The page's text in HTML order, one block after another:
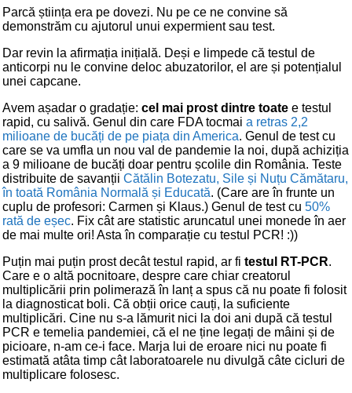
Parcă știința era pe dovezi. Nu pe ce ne convine să
demonstrăm cu ajutorul unui expermient sau test.
Dar revin la afirmația inițială. Deși e limpede că testul de
anticorpi nu le convine deloc abuzatorilor, el are și potențialul
unei capcane.
Avem așadar o gradație: cel mai prost dintre toate e testul
rapid, cu salivă. Genul din care FDA tocmai a retras 2,2
milioane de bucăți de pe piața din America. Genul de test cu
care se va umfla un nou val de pandemie la noi, după achiziția
a 9 milioane de bucăți doar pentru școlile din România. Teste
distribuite de savanții Cătălin Botezatu, Sile și Nuțu Cămătaru,
în toată România Normală și Educată. (Care are în frunte un
cuplu de profesori: Carmen și Klaus.) Genul de test cu 50%
rată de eșec. Fix cât are statistic aruncatul unei monede în aer
de mai multe ori! Asta în comparație cu testul PCR! :))
Puțin mai puțin prost decât testul rapid, ar fi testul RT-PCR.
Care e o altă pocnitoare, despre care chiar creatorul
multiplicării prin polimerază în lanț a spus că nu poate fi folosit
la diagnosticat boli. Că obții orice cauți, la suficiente
multiplicări. Cine nu s-a lămurit nici la doi ani după că testul
PCR e temelia pandemiei, că el ne ține legați de mâini și de
picioare, n-am ce-i face. Marja lui de eroare nici nu poate fi
estimată atâta timp cât laboratoarele nu divulgă câte cicluri de
multiplicare folosesc.